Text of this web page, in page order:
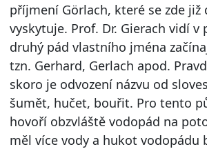
příjmení Görlach, které se zde již
vyskytuje. Prof. Dr. Gierach vidí v
druhý pád vlastního jména
tzn. Gerhard, Gerlach apod.
skoro je odvození názvu od
šumět, hučet, bouřit. Pro tento
hovoří obzvláště vodopád na
měl více vody a hukot vodopádu